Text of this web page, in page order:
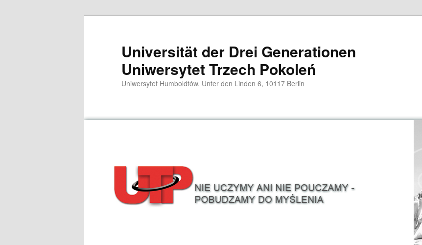
Universität der Drei Generationen
Uniwersytet Trzech Pokoleń
Uniwersytet Humboldtów, Unter den Linden 6, 10117 Berlin